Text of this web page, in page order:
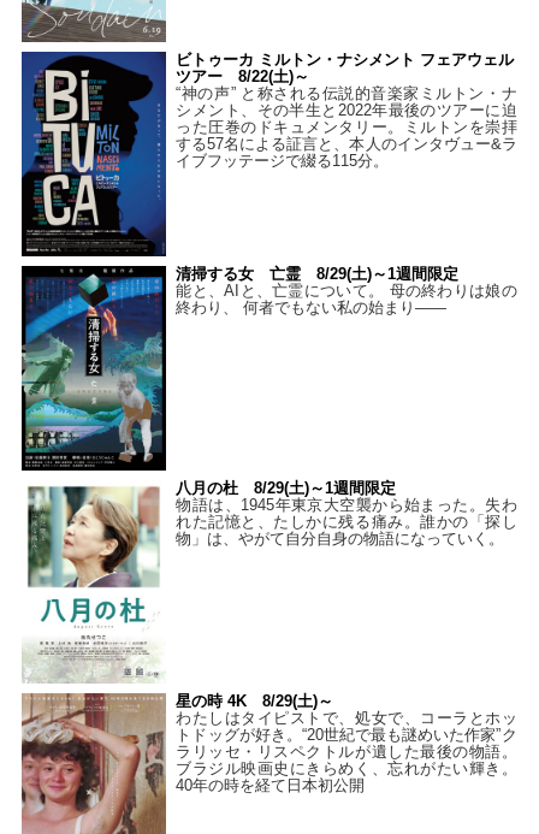
ビトゥーカ ミルトン・ナシメント フェアウェル
ツアー 8/22(土)～
“神の声” と称される伝説的音楽家ミルトン・ナ
シメント、その半生と2022年最後のツアーに迫
った圧巻のドキュメンタリー。ミルトンを崇拝
する57名による証言と、本人のインタヴュー&ラ
イブフッテージで綴る115分。
清掃する女 亡霊 8/29(土)～1週間限定
能と、AIと、亡霊について。 母の終わりは娘の
終わり、 何者でもない私の始まり――
八月の杜 8/29(土)～1週間限定
物語は、1945年東京大空襲から始まった。失わ
れた記憶と、たしかに残る痛み。誰かの「探し
物」は、やがて自分自身の物語になっていく。
星の時 4K 8/29(土)～
わたしはタイピストで、処⼥で、コーラとホッ
トドッグが好き。“20世紀で最も謎めいた作家”ク
ラリッセ・リスペクトルが遺した最後の物語。
ブラジル映画史にきらめく、忘れがたい輝き。
40年の時を経て⽇本初公開